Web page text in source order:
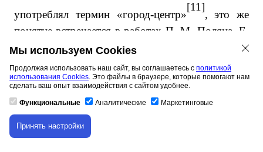
употреблял термин «город-центр»
[11]
, это же
понятие встречается в работах П. М. Поляна, Е.
Н. Перцика. Но такая трактовка фактически
подменяет сущностный – функциональный или
морфологический – подход административным,
то есть формальным
[12]
. Очевидно, что
границы агломерации не обязаны совпадать с
границами единиц административно-
Скачивание материала доступно только для
авторизованных пользователей.
Мы используем Cookies
Продолжая использовать наш сайт, вы соглашаетесь с политикой
использования Cookies. Это файлы в браузере, которые помогают нам
сделать ваш опыт взаимодействия с сайтом удобнее.
Функциональные Аналитические Маркетинговые
Принять настройки